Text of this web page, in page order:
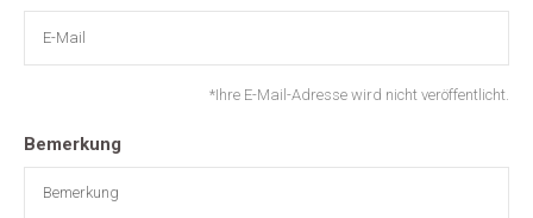
*Ihre E-Mail-Adresse wird nicht veröffentlicht.
Bemerkung